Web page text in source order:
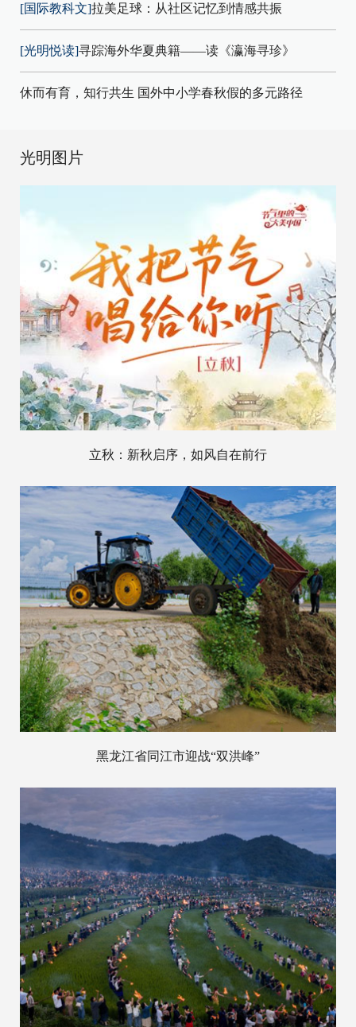
[国际教科文]拉美足球：从社区记忆到情感共振
[光明悦读]寻踪海外华夏典籍——读《瀛海寻珍》
休而有育，知行共生 国外中小学春秋假的多元路径
光明图片
立秋：新秋启序，如风自在前行
黑龙江省同江市迎战“双洪峰”